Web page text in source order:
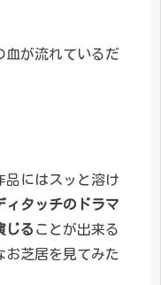
血が流れているだ
品にはスッと溶け
ィタッチのドラマ
じる ことが出来る
お芝居を見てみた